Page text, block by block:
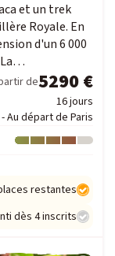
et un trek
Royale. En
d'un 6 000
La…
de5290 €
16 jours
Au départ de Paris
restantes
dès 4 inscrits